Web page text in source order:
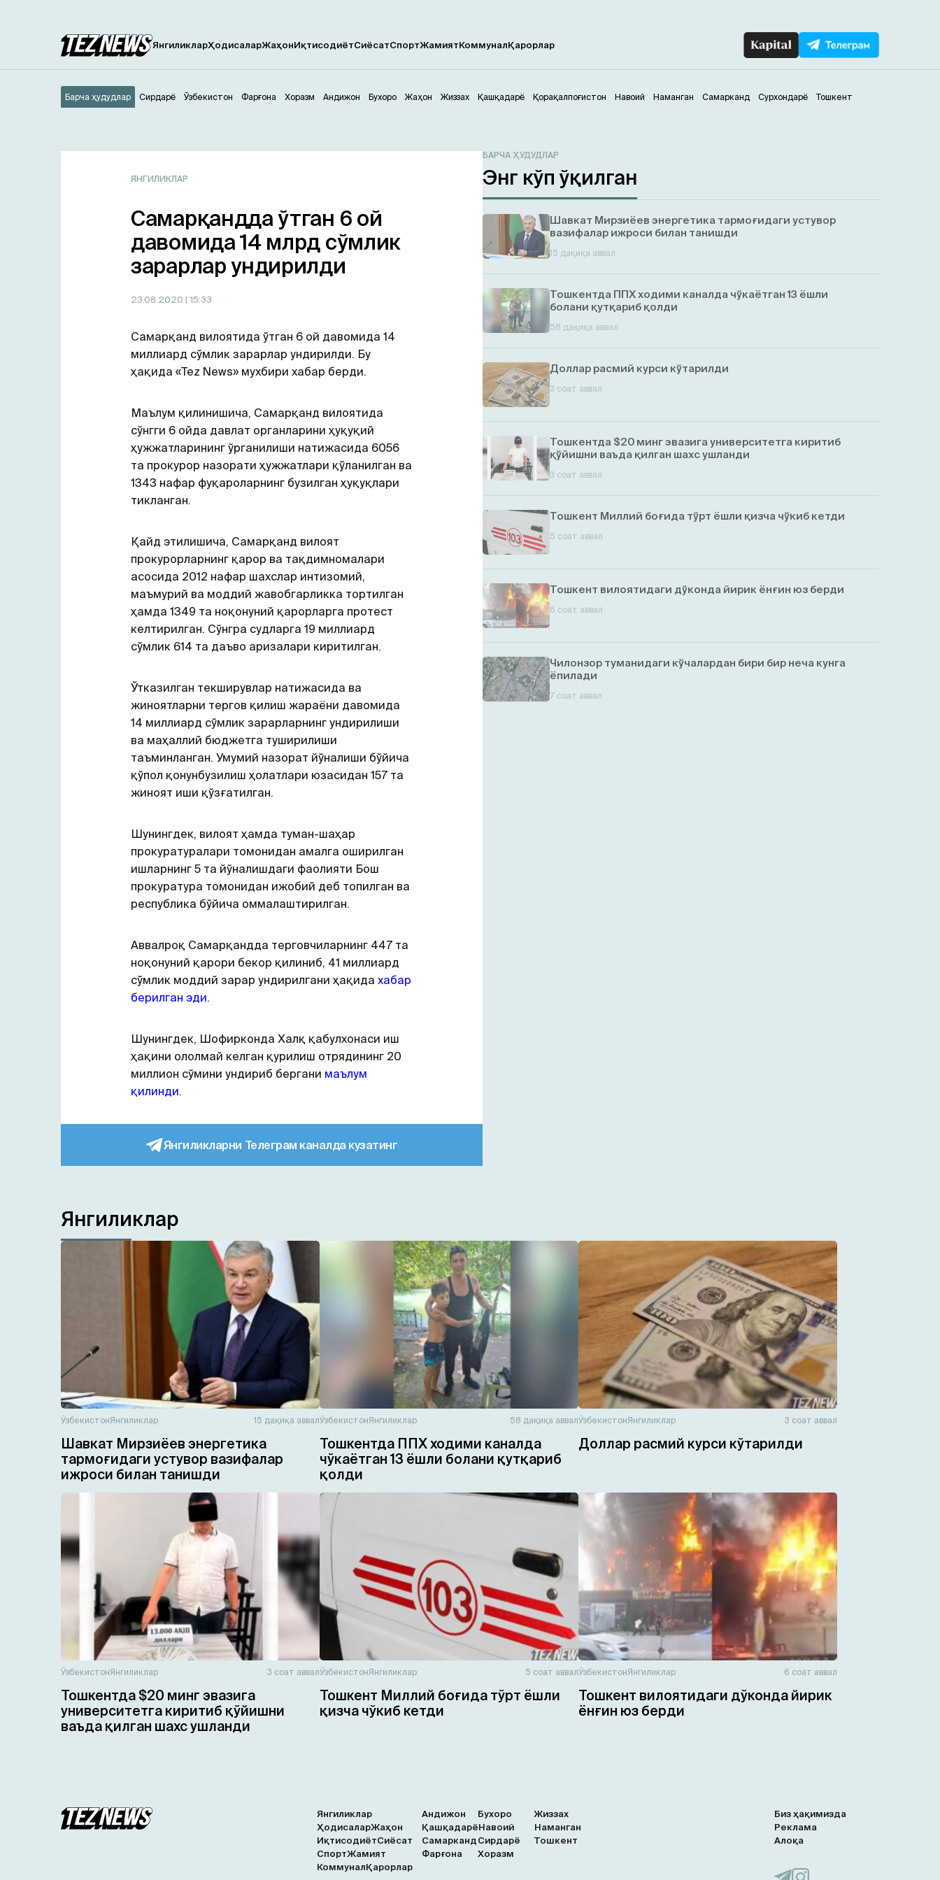
ЯнгиликларҲодисаларЖаҳонИқтисодиётСиёсатСпортЖамиятКоммуналҚарорлар
Андижон
Барча ҳудудлар Бухоро Жаҳон Жиззах Қашқадарё Қорақалпоғистон Навоий Наманган Самарканд
Сирдарё Сурхондарё Тошкент
Ўзбекистон Фарғона Хоразм
ЯНГИЛИКЛАР
Самарқандда ўтган 6 ой
давомида 14 млрд сўмлик
зарарлар ундирилди
23.08.2020 | 15:33
Самарқанд вилоятида ўтган 6 ой давомида 14
миллиард сўмлик зарарлар ундирилди. Бу
ҳақида «Tez News» мухбири хабар берди.
Маълум қилинишича, Самарқанд вилоятида
сўнгги 6 ойда давлат органларини ҳуқуқий
ҳужжатларининг ўрганилиши натижасида 6056
та прокурор назорати ҳужжатлари қўланилган ва
1343 нафар фуқароларнинг бузилган ҳуқуқлари
тикланган.
Қайд этилишича, Самарқанд вилоят
прокурорларнинг қарор ва тақдимномалари
асосида 2012 нафар шахслар интизомий,
маъмурий ва моддий жавобгарликка тортилган
ҳамда 1349 та ноқонуний қарорларга протест
келтирилган. Сўнгра судларга 19 миллиард
сўмлик 614 та даъво аризалари киритилган.
Ўтказилган текширувлар натижасида ва
жиноятларни тергов қилиш жараёни давомида
14 миллиард сўмлик зарарларнинг ундирилиши
ва маҳаллий бюджетга туширилиши
таъминланган. Умумий назорат йўналиши бўйича
қўпол қонунбузилиш ҳолатлари юзасидан 157 та
жиноят иши қўзғатилган.
Шунингдек, вилоят ҳамда туман-шаҳар
прокуратуралари томонидан амалга оширилган
ишларнинг 5 та йўналишдаги фаолияти Бош
прокуратура томонидан ижобий деб топилган ва
республика бўйича оммалаштирилган.
Аввалроқ Самарқандда терговчиларнинг 447 та
ноқонуний қарори бекор қилиниб, 41 миллиард
сўмлик моддий зарар ундирилгани ҳақида хабар
берилган эди.
Шунингдек, Шофирконда Халқ қабулхонаси иш
ҳақини ололмай келган қурилиш отрядининг 20
миллион сўмини ундириб бергани маълум
қилинди.
Янгиликларни Телеграм каналда кузатинг
БАРЧА ҲУДУДЛАР
Энг кўп ўқилган
Шавкат Мирзиёев энергетика тармоғидаги устувор
вазифалар ижроси билан танишди
15 дақиқа аввал
Тошкентда ППХ ходими каналда чўкаётган 13 ёшли
болани қутқариб қолди
58 дақиқа аввал
Доллар расмий курси кўтарилди
3 соат аввал
Тошкентда $20 минг эвазига университетга киритиб
қўйишни ваъда қилган шахс ушланди
3 соат аввал
Тошкент Миллий боғида тўрт ёшли қизча чўкиб кетди
5 соат аввал
Тошкент вилоятидаги дўконда йирик ёнғин юз берди
6 соат аввал
Чилонзор туманидаги кўчалардан бири бир неча кунга
ёпилади
7 соат аввал
Янгиликлар
ЎзбекистонЯнгиликлар 15 дақиқа аввал
Шавкат Мирзиёев энергетика
тармоғидаги устувор вазифалар
ижроси билан танишди
ЎзбекистонЯнгиликлар 58 дақиқа аввал
Тошкентда ППХ ходими каналда
чўкаётган 13 ёшли болани қутқариб
қолди
ЎзбекистонЯнгиликлар 3 соат аввал
Доллар расмий курси кўтарилди
ЎзбекистонЯнгиликлар 3 соат аввал
Тошкентда $20 минг эвазига
университетга киритиб қўйишни
ваъда қилган шахс ушланди
ЎзбекистонЯнгиликлар 5 соат аввал
Тошкент Миллий боғида тўрт ёшли
қизча чўкиб кетди
ЎзбекистонЯнгиликлар 6 соат аввал
Тошкент вилоятидаги дўконда йирик
ёнғин юз берди
Янгиликлар
ҲодисаларЖаҳон
ИқтисодиётСиёсат
СпортЖамият
КоммуналҚарорлар
Андижон Бухоро
Жиззах
ҚашқадарёНавоий
Наманган
Самарканд Сирдарё
Тошкент
Фарғона
Хоразм
Биз ҳақимизда
Реклама
Алоқа